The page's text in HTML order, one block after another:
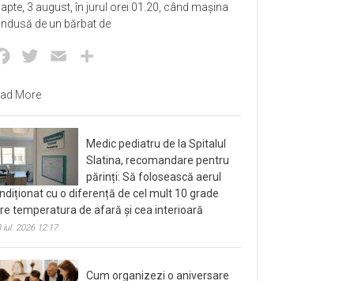
3 august, în jurul orei 01.20, când mașina
de un bărbat de
Facebook
Twitter Email
More
Medic pediatru de la Spitalul
Slatina, recomandare pentru
părinți: Să folosească aerul
cu o diferență de cel mult 10 grade
temperatura de afară și cea interioară
iul. 2026 12:17
Cum organizezi o aniversare